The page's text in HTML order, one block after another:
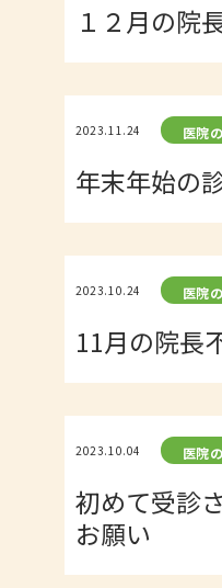
１２月の院
2023.11.24 医院
年末年始の
2023.10.24 医院
11月の院長
2023.10.04 医院
初めて受診
お願い